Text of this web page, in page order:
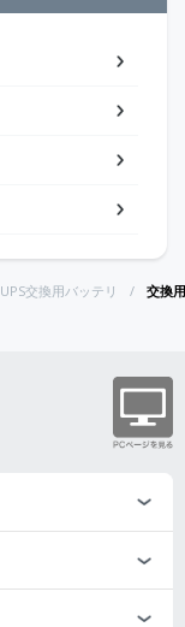
UPS交換用バッテリ 交換